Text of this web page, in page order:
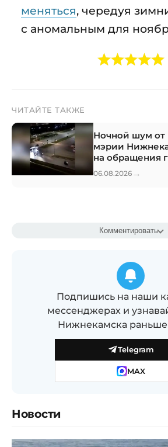
меняться, чередуя
с аномальным для
ЧИТАЙТЕ ТАКЖЕ
Ночной шум от
мэрии
на обращения
06.08.2026 →
Комментировать
Подпишись на наши
мессенджерах и
Нижнекамска раньше
Telegram
MAX
Новости